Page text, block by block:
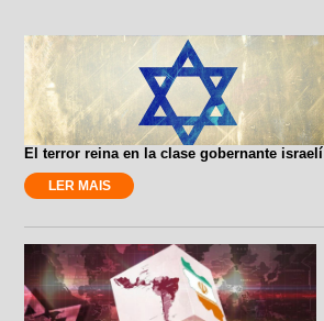
El terror reina en la clase gobernante israelí
LER MAIS